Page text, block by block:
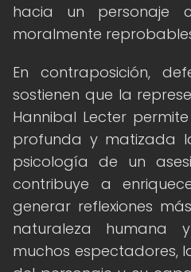
hacia un personaje
moralmente
En contraposición,
sostienen que la
Hannibal Lecter
profunda y matizada
psicología de un
contribuye a
generar reflexiones
naturaleza humana
muchos espectadores,